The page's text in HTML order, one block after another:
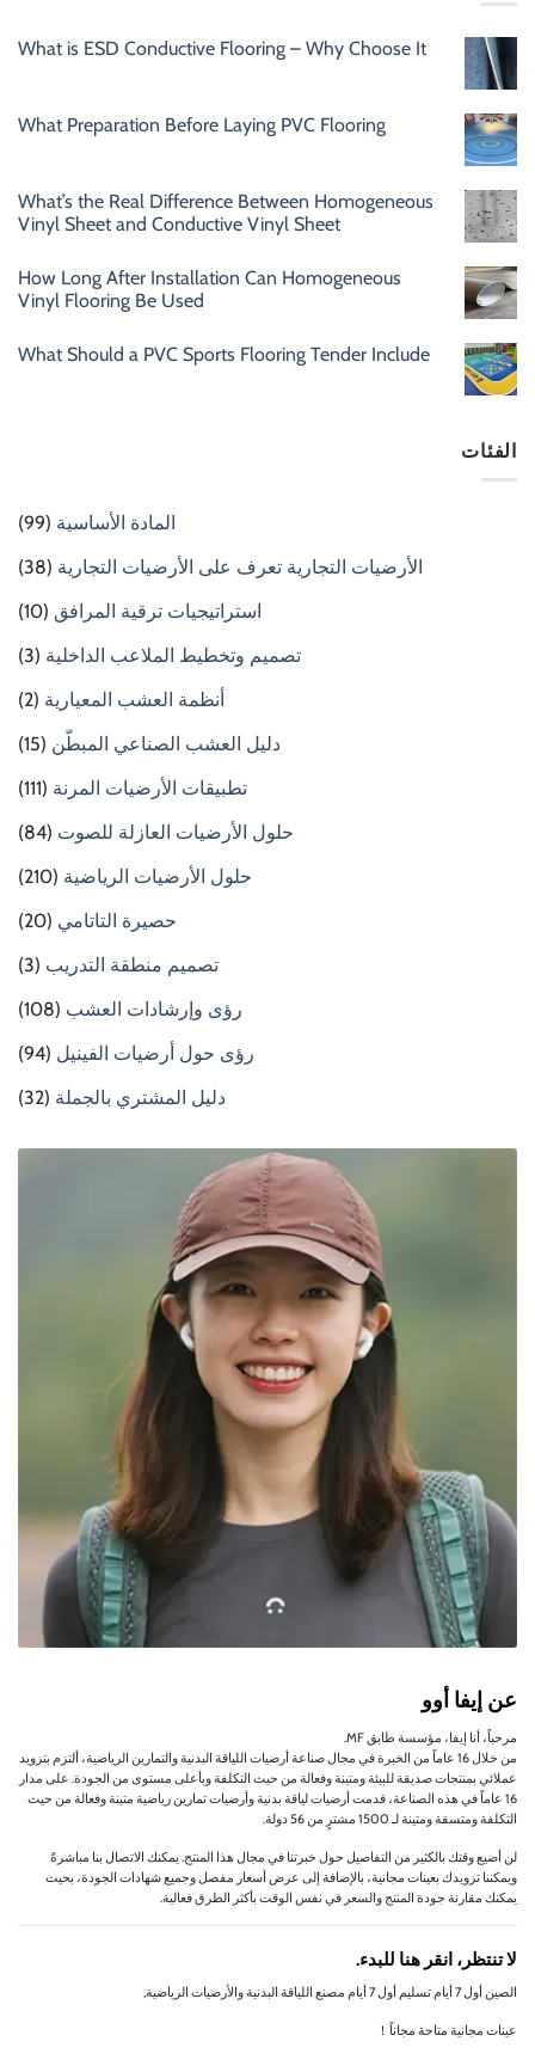
What is ESD Conductive Flooring – Why Choose It
What Preparation Before Laying PVC Flooring
What’s the Real Difference Between Homogeneous
Vinyl Sheet and Conductive Vinyl Sheet
How Long After Installation Can Homogeneous
Vinyl Flooring Be Used
What Should a PVC Sports Flooring Tender Include
الفئات
المادة الأساسية (99)
الأرضيات التجارية تعرف على الأرضيات التجارية (38)
استراتيجيات ترقية المرافق (10)
تصميم وتخطيط الملاعب الداخلية (3)
أنظمة العشب المعيارية (2)
دليل العشب الصناعي المبطّن (15)
تطبيقات الأرضيات المرنة (111)
حلول الأرضيات العازلة للصوت (84)
حلول الأرضيات الرياضية (210)
حصيرة التاتامي (20)
تصميم منطقة التدريب (3)
رؤى وإرشادات العشب (108)
رؤى حول أرضيات الفينيل (94)
دليل المشتري بالجملة (32)
عن إيفا أوو
مرحباً، أنا إيفا، مؤسسة طابق MF.
من خلال 16 عاماً من الخبرة في مجال صناعة أرضيات اللياقة البدنية والتمارين الرياضية، ألتزم بتزويد
عملائي بمنتجات صديقة للبيئة ومتينة وفعالة من حيث التكلفة وبأعلى مستوى من الجودة. على مدار
16 عاماً في هذه الصناعة، قدمت أرضيات لياقة بدنية وأرضيات تمارين رياضية متينة وفعالة من حيث
التكلفة ومتسقة ومتينة لـ 1500 مشترٍ من 56 دولة.
لن أضيع وقتك بالكثير من التفاصيل حول خبرتنا في مجال هذا المنتج. يمكنك الاتصال بنا مباشرةً
ويمكننا تزويدك بعينات مجانية، بالإضافة إلى عرض أسعار مفصل وجميع شهادات الجودة، بحيث
يمكنك مقارنة جودة المنتج والسعر في نفس الوقت بأكثر الطرق فعالية.
لا تنتظر، انقر هنا للبدء.
الصين أول 7 أيام تسليم أول 7 أيام مصنع اللياقة البدنية والأرضيات الرياضية,
عينات مجانية متاحة مجاناً！